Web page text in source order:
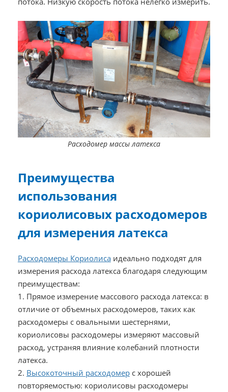
Расходомер массы латекса
Преимущества
использования
кориолисовых расходомеров
для измерения латекса
Расходомеры Кориолисаидеально подходят для
измерения расхода латекса благодаря следующим
преимуществам:
1. Прямое измерение массового расхода латекса: в
отличие от объемных расходомеров, таких как
расходомеры с овальными шестернями,
кориолисовы расходомеры измеряют массовый
расход, устраняя влияние колебаний плотности
латекса.
2. Высокоточный расходомерс хорошей
повторяемостью: кориолисовы расходомеры